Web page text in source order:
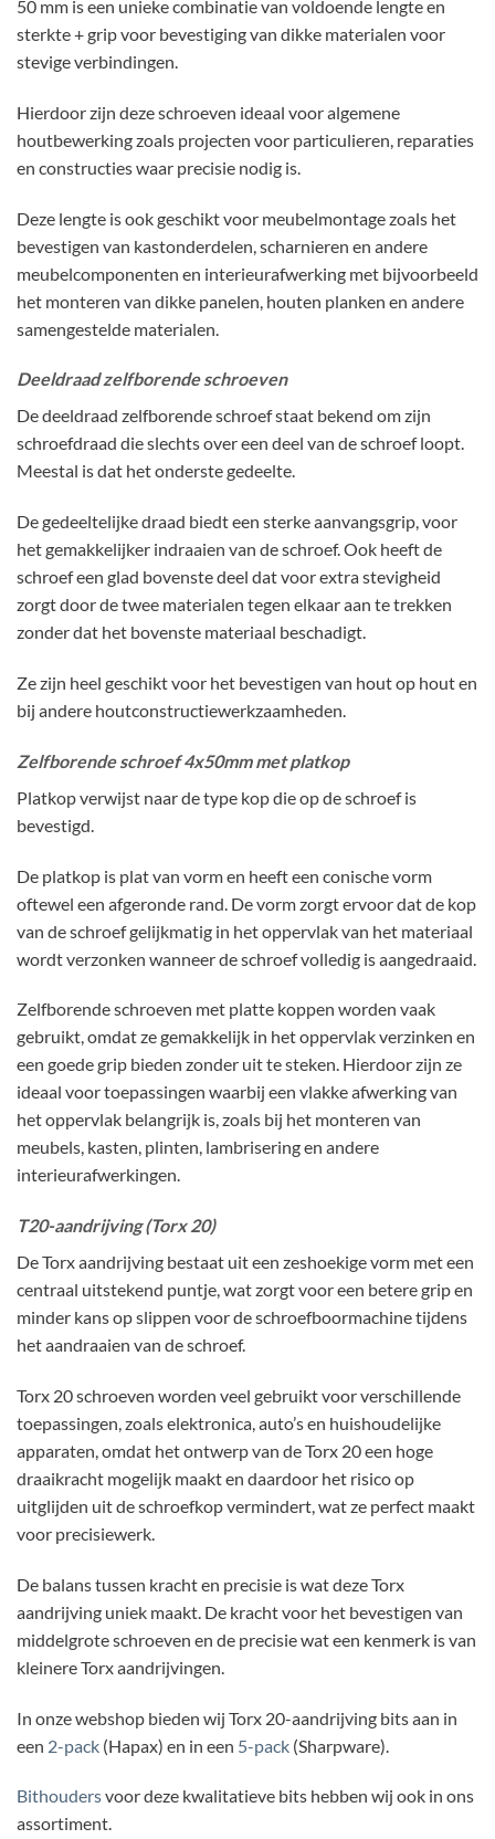
50 mm is een unieke combinatie van voldoende lengte en
sterkte + grip voor bevestiging van dikke materialen voor
stevige verbindingen.
Hierdoor zijn deze schroeven ideaal voor algemene
houtbewerking zoals projecten voor particulieren, reparaties
en constructies waar precisie nodig is.
Deze lengte is ook geschikt voor meubelmontage zoals het
bevestigen van kastonderdelen, scharnieren en andere
meubelcomponenten en interieurafwerking met bijvoorbeeld
het monteren van dikke panelen, houten planken en andere
samengestelde materialen.
Deeldraad zelfborende schroeven
De deeldraad zelfborende schroef staat bekend om zijn
schroefdraad die slechts over een deel van de schroef loopt.
Meestal is dat het onderste gedeelte.
De gedeeltelijke draad biedt een sterke aanvangsgrip, voor
het gemakkelijker indraaien van de schroef. Ook heeft de
schroef een glad bovenste deel dat voor extra stevigheid
zorgt door de twee materialen tegen elkaar aan te trekken
zonder dat het bovenste materiaal beschadigt.
Ze zijn heel geschikt voor het bevestigen van hout op hout en
bij andere houtconstructiewerkzaamheden.
Zelfborende schroef 4x50mm met platkop
Platkop verwijst naar de type kop die op de schroef is
bevestigd.
De platkop is plat van vorm en heeft een conische vorm
oftewel een afgeronde rand. De vorm zorgt ervoor dat de kop
van de schroef gelijkmatig in het oppervlak van het materiaal
wordt verzonken wanneer de schroef volledig is aangedraaid.
Zelfborende schroeven met platte koppen worden vaak
gebruikt, omdat ze gemakkelijk in het oppervlak verzinken en
een goede grip bieden zonder uit te steken. Hierdoor zijn ze
ideaal voor toepassingen waarbij een vlakke afwerking van
het oppervlak belangrijk is, zoals bij het monteren van
meubels, kasten, plinten, lambrisering en andere
interieurafwerkingen.
T20-aandrijving (Torx 20)
De Torx aandrijving bestaat uit een zeshoekige vorm met een
centraal uitstekend puntje, wat zorgt voor een betere grip en
minder kans op slippen voor de schroefboormachine tijdens
het aandraaien van de schroef.
Torx 20 schroeven worden veel gebruikt voor verschillende
toepassingen, zoals elektronica, auto’s en huishoudelijke
apparaten, omdat het ontwerp van de Torx 20 een hoge
draaikracht mogelijk maakt en daardoor het risico op
uitglijden uit de schroefkop vermindert, wat ze perfect maakt
voor precisiewerk.
De balans tussen kracht en precisie is wat deze Torx
aandrijving uniek maakt. De kracht voor het bevestigen van
middelgrote schroeven en de precisie wat een kenmerk is van
kleinere Torx aandrijvingen.
In onze webshop bieden wij Torx 20-aandrijving bits aan in
een 2-pack (Hapax) en in een 5-pack (Sharpware).
Bithoudersvoor deze kwalitatieve bits hebben wij ook in ons
assortiment.